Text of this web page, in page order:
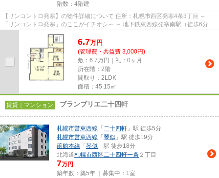
階数：4階建
【リンコントロ発寒】の物件詳細について 住所：札幌市西区発寒4条3丁目 ～
「リンコントロ発寒」のここがイチオシ～ ～ 地下鉄東西線発寒南駅（徒歩6分・
約480m）とJR発寒中央駅（...
6.7万円
(管理費・共益費 3,000円)
敷：6.7万円｜礼：0ヶ月
所在階：2階
間取り：2LDK
面積：45.15㎡
賃貸｜マンション ブランブリエ二十四軒
札幌市営東西線 「 二十四軒 」駅 徒歩5分
札幌市営東西線 「 琴似 」駅 徒歩19分
函館本線 「 琴似 」駅 徒歩18分
北海道札幌市西区二十四軒一条 ２丁目
7万円
築年数：築5年 ｜募集中： 1室